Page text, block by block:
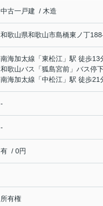
中古一戸建 / 木造
和歌山県和歌山市島橋東ノ丁
南海加太線 「東松江 」駅 徒歩13
和歌山バス「狐島宮前」バス停
南海加太線 「中松江 」駅 徒歩21
-
-
有 / 0円
所有権